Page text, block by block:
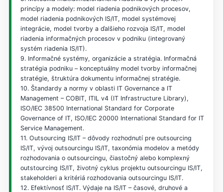
princípy a modely: model riadenia podnikových procesov,
model riadenia podnikových IS/IT, model systémovej
integrácie, model tvorby a ďalšieho rozvoja IS/IT, model
riadenia informačných procesov v podniku (integrovaný
systém riadenia IS/IT).
9. Informačné systémy, organizácie a stratégia. Informačná
stratégia podniku – konceptuálny model tvorby informačnej
stratégie, štruktúra dokumentu informačnej stratégie.
10. Štandardy a normy v oblasti IT Governance a IT
Management – COBIT, ITIL v4 (IT Infrastructure Library),
ISO/IEC 38500 International Standard for Corporate
Governance of IT, ISO/IEC 20000 International Standard for IT
Service Management.
11. Outsourcing IS/IT – dôvody rozhodnutí pre outsourcing
IS/IT, vývoj outsourcingu IS/IT, taxonómia modelov a metódy
rozhodovania o outsourcingu, čiastočný alebo komplexný
outstourcing IS/IT, životný cyklus projektu outsourcingu IS/IT,
stakeholderi a kritériá rozhodovania outsourcingu IS/IT.
12. Efektívnosť IS/IT. Výdaje na IS/IT – časové, druhové a